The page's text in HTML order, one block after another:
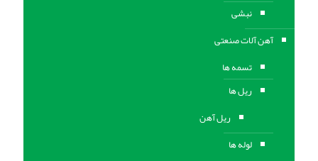
نبشی
آهن آلات صنعتی
تسمه ها
ریل ها
ریل آهن
لوله ها